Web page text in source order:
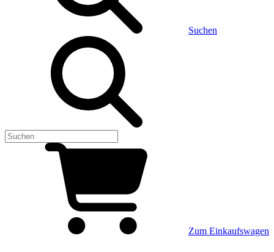
Suchen
Zum Einkaufswagen